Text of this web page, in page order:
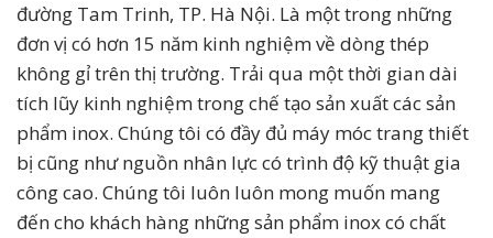
đường Tam Trinh, TP. Hà Nội. Là một trong những
đơn vị có hơn 15 năm kinh nghiệm về dòng thép
không gỉ trên thị trường. Trải qua một thời gian dài
tích lũy kinh nghiệm trong chế tạo sản xuất các sản
phẩm inox. Chúng tôi có đầy đủ máy móc trang thiết
bị cũng như nguồn nhân lực có trình độ kỹ thuật gia
công cao. Chúng tôi luôn luôn mong muốn mang
đến cho khách hàng những sản phẩm inox có chất